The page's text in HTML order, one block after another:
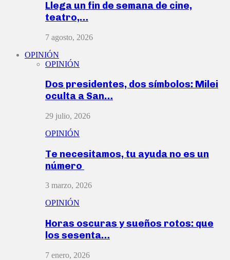
Llega un fin de semana de cine,
teatro,…
7 agosto, 2026
OPINIÓN
OPINIÓN
Dos presidentes, dos símbolos: Milei
oculta a San…
29 julio, 2026
OPINIÓN
Te necesitamos, tu ayuda no es un
número
3 marzo, 2026
OPINIÓN
Horas oscuras y sueños rotos: que
los sesenta…
7 enero, 2026